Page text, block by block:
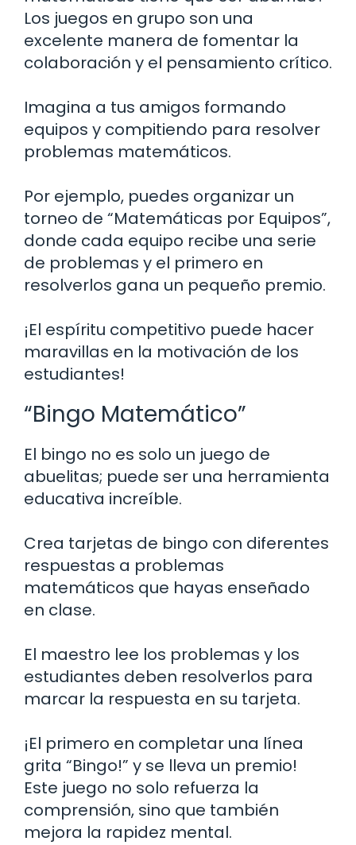
Los juegos en grupo son una
excelente manera de fomentar la
colaboración y el pensamiento crítico.
Imagina a tus amigos formando
equipos y compitiendo para resolver
problemas matemáticos.
Por ejemplo, puedes organizar un
torneo de “Matemáticas por Equipos”,
donde cada equipo recibe una serie
de problemas y el primero en
resolverlos gana un pequeño premio.
¡El espíritu competitivo puede hacer
maravillas en la motivación de los
estudiantes!
“Bingo Matemático”
El bingo no es solo un juego de
abuelitas; puede ser una herramienta
educativa increíble.
Crea tarjetas de bingo con diferentes
respuestas a problemas
matemáticos que hayas enseñado
en clase.
El maestro lee los problemas y los
estudiantes deben resolverlos para
marcar la respuesta en su tarjeta.
¡El primero en completar una línea
grita “Bingo!” y se lleva un premio!
Este juego no solo refuerza la
comprensión, sino que también
mejora la rapidez mental.